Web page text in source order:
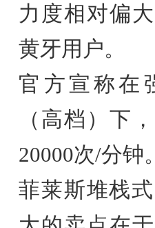
力度相对偏
黄牙用户。
官方宣称在
（高档）下
20000次/分钟。
菲莱斯堆栈